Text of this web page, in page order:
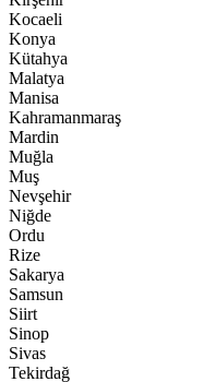
Kocaeli
Konya
Kütahya
Malatya
Manisa
Kahramanmaraş
Mardin
Muğla
Muş
Nevşehir
Niğde
Ordu
Rize
Sakarya
Samsun
Siirt
Sinop
Sivas
Tekirdağ